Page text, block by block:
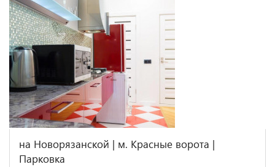
на Новорязанской | м. Красные ворота |
Парковка